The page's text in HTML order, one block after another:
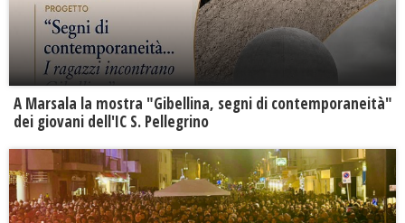
A Marsala la mostra "Gibellina, segni di contemporaneità"
dei giovani dell'IC S. Pellegrino